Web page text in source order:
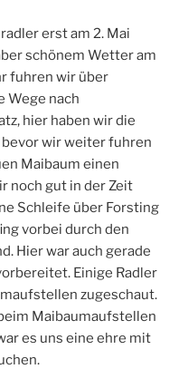
erst am 2. Mai
schönem Wetter am
fuhren wir über
Wege nach
hier haben wir die
wir weiter fuhren
Maibaum einen
noch gut in der Zeit
Schleife über Forsting
vorbei durch den
Hier war auch gerade
Einige Radler
zugeschaut.
Maibaumaufstellen
es uns eine ehre mit